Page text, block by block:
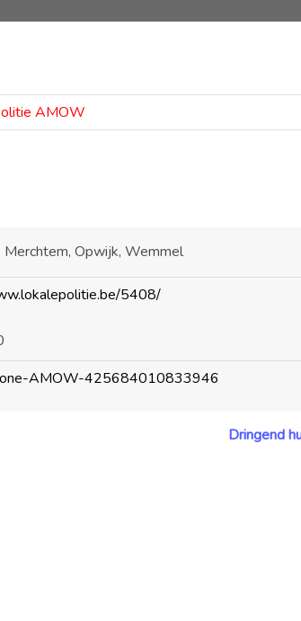
AMOW
Merchtem, Opwijk, Wemmel
5408/
AMOW-425684010833946
Dringend